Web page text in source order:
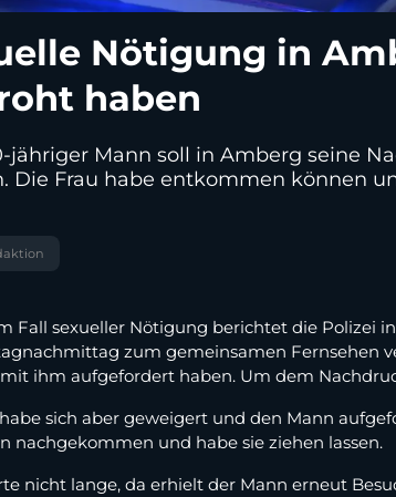
Nötigung in
haben
jähriger Mann soll in Amberg seine
Die Frau habe entkommen können
Fall sexueller Nötigung berichtet die Polizei
zum gemeinsamen Fernsehen
ihm aufgefordert haben. Um dem
sich aber geweigert und den Mann
nachgekommen und habe sie ziehen lassen.
nicht lange, da erhielt der Mann erneut